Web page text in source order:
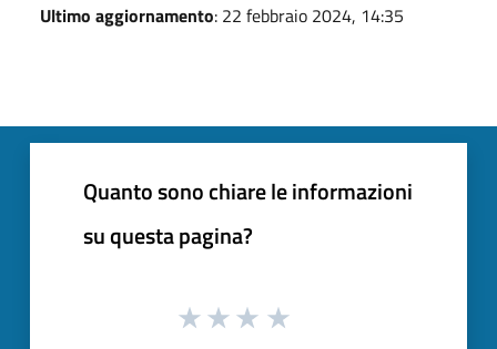
Ultimo aggiornamento: 22 febbraio 2024, 14:35
Quanto sono chiare le informazioni
su questa pagina?